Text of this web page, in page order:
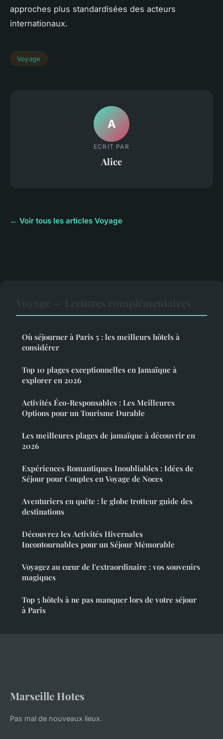
approches plus standardisées des acteurs
internationaux.
Voyage
A
ECRIT PAR
Alice
← Voir tous les articles Voyage
Où séjourner à Paris 5 : les meilleurs hôtels à
considérer
Top 10 plages exceptionnelles en Jamaïque à
explorer en 2026
Activités Éco-Responsables : Les Meilleures
Options pour un Tourisme Durable
Les meilleures plages de jamaïque à découvrir en
2026
Expériences Romantiques Inoubliables : Idées de
Séjour pour Couples en Voyage de Noces
Aventuriers en quête : le globe trotteur guide des
destinations
Découvrez les Activités Hivernales
Incontournables pour un Séjour Mémorable
Voyagez au cœur de l'extraordinaire : vos souvenirs
magiques
Top 5 hôtels à ne pas manquer lors de votre séjour
à Paris
Marseille Hotes
Pas mal de nouveaux lieux.